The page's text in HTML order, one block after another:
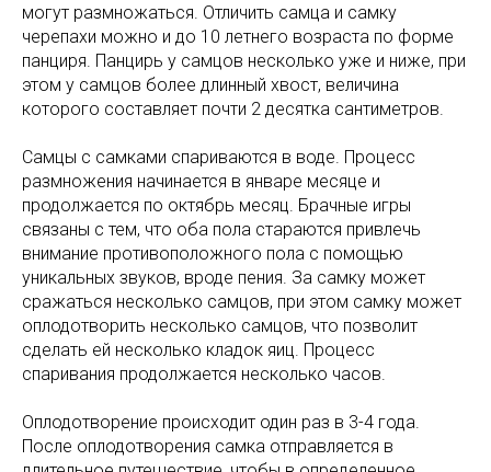
могут размножаться. Отличить самца и самку
черепахи можно и до 10 летнего возраста по форме
панциря. Панцирь у самцов несколько уже и ниже, при
этом у самцов более длинный хвост, величина
которого составляет почти 2 десятка сантиметров.
Самцы с самками спариваются в воде. Процесс
размножения начинается в январе месяце и
продолжается по октябрь месяц. Брачные игры
связаны с тем, что оба пола стараются привлечь
внимание противоположного пола с помощью
уникальных звуков, вроде пения. За самку может
сражаться несколько самцов, при этом самку может
оплодотворить несколько самцов, что позволит
сделать ей несколько кладок яиц. Процесс
спаривания продолжается несколько часов.
Оплодотворение происходит один раз в 3-4 года.
После оплодотворения самка отправляется в